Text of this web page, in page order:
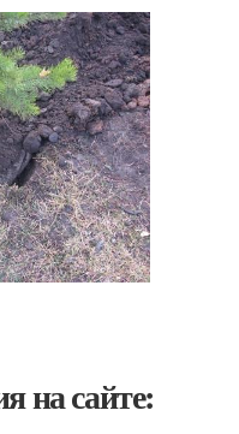
на сайте: